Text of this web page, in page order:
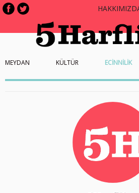
MEYDAN KÜLTÜR ECİNNİLİK